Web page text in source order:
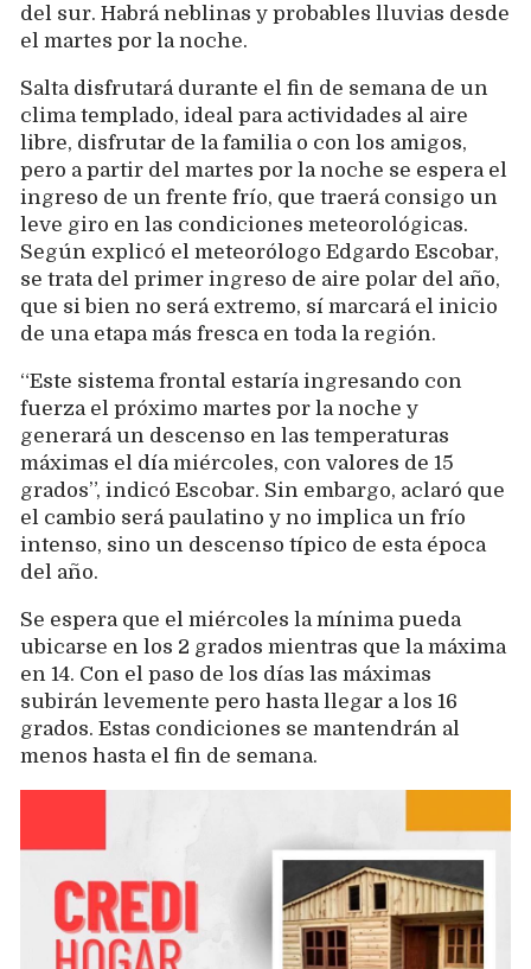
del sur. Habrá neblinas y probables lluvias desde
el martes por la noche.
Salta disfrutará durante el fin de semana de un
clima templado, ideal para actividades al aire
libre, disfrutar de la familia o con los amigos,
pero a partir del martes por la noche se espera el
ingreso de un frente frío, que traerá consigo un
leve giro en las condiciones meteorológicas.
Según explicó el meteorólogo Edgardo Escobar,
se trata del primer ingreso de aire polar del año,
que si bien no será extremo, sí marcará el inicio
de una etapa más fresca en toda la región.
“Este sistema frontal estaría ingresando con
fuerza el próximo martes por la noche y
generará un descenso en las temperaturas
máximas el día miércoles, con valores de 15
grados”, indicó Escobar. Sin embargo, aclaró que
el cambio será paulatino y no implica un frío
intenso, sino un descenso típico de esta época
del año.
Se espera que el miércoles la mínima pueda
ubicarse en los 2 grados mientras que la máxima
en 14. Con el paso de los días las máximas
subirán levemente pero hasta llegar a los 16
grados. Estas condiciones se mantendrán al
menos hasta el fin de semana.